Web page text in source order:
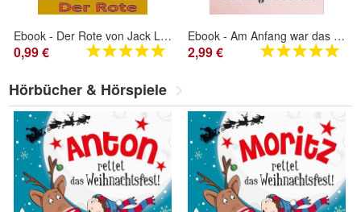
Ebook - Der Rote von Jack London
0,99 €
Ebook - Am Anfang war das Feuer von Joseph-Henry Rosny Aîne
2,99 €
Hörbücher & Hörspiele